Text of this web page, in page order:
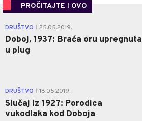
PROČITAJTE I OVO
DRUŠTVO 25.05.2019.
Doboj, 1937: Braća oru upregnuta
u plug
DRUŠTVO 18.05.2019.
Slučaj iz 1927: Porodica
vukodlaka kod Doboja